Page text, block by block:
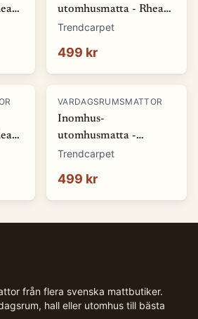
utomhusmatta - Rhea
(beige) (Storlek: 80 x
Trendcarpet
499 kr
VARDAGSRUMSMATTOR
Inomhus-
utomhusmatta -
Somerville (blå)
Trendcarpet
499 kr
från flera svenska mattbutiker.
hall eller utomhus till bästa